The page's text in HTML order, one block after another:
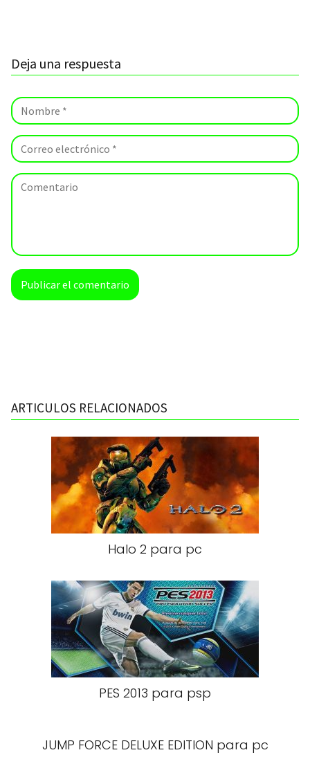
Deja una respuesta
ARTICULOS RELACIONADOS
Halo 2 para pc
PES 2013 para psp
JUMP FORCE DELUXE EDITION para pc